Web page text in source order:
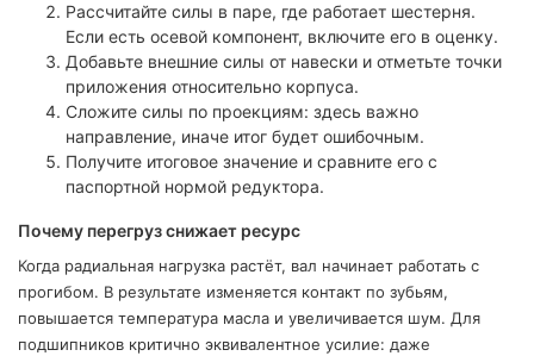
Рассчитайте силы в паре, где работает шестерня.
Если есть осевой компонент, включите его в оценку.
Добавьте внешние силы от навески и отметьте точки
приложения относительно корпуса.
Сложите силы по проекциям: здесь важно
направление, иначе итог будет ошибочным.
Получите итоговое значение и сравните его с
паспортной нормой редуктора.
Почему перегруз снижает ресурс
Когда радиальная нагрузка растёт, вал начинает работать с
прогибом. В результате изменяется контакт по зубьям,
повышается температура масла и увеличивается шум. Для
подшипников критично эквивалентное усилие: даже